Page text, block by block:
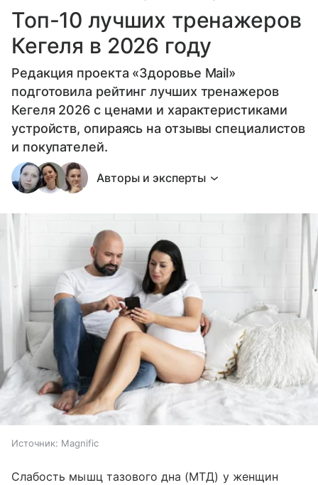
Топ-10 лучших тренажеров
Кегеля в 2026 году
Редакция проекта «Здоровье Mail»
подготовила рейтинг лучших тренажеров
Кегеля 2026 с ценами и характеристиками
устройств, опираясь на отзывы специалистов
и покупателей.
Авторы и эксперты
Источник: Magnific
Слабость мышц тазового дна (МТД) у женщин